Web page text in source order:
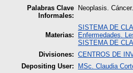
Palabras Clave
Informales:
Neoplasis.
Materias:
SISTEMA DE
Enfermedades.
SISTEMA DE
Divisiones: CENTROS DE
Depositing User:
MSc. Claudia